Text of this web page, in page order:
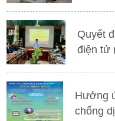
Quyết
điện tử
Hưởng
chống